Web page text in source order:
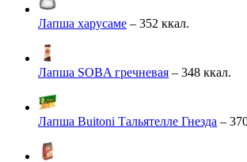
Лапша харусаме – 352 ккал.
Лапша SOBA гречневая – 348 ккал.
Лапша Buitoni Тальятелле Гнезда –